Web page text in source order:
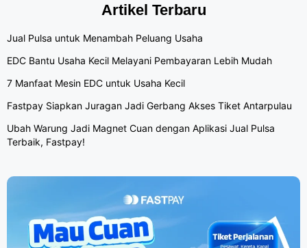
Artikel Terbaru
Jual Pulsa untuk Menambah Peluang Usaha
EDC Bantu Usaha Kecil Melayani Pembayaran Lebih Mudah
7 Manfaat Mesin EDC untuk Usaha Kecil
Fastpay Siapkan Juragan Jadi Gerbang Akses Tiket Antarpulau
Ubah Warung Jadi Magnet Cuan dengan Aplikasi Jual Pulsa
Terbaik, Fastpay!